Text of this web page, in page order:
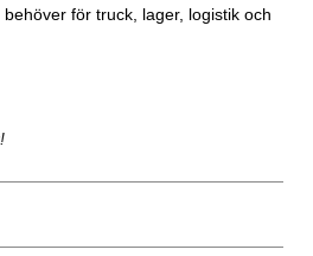
för truck, lager, logistik och